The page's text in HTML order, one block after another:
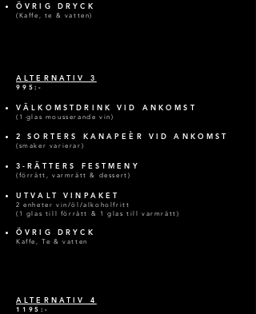
ÖVRIG DRYCK
(Kaffe, te & vatten)
ALTERNATIV 3
995:-
VÄLKOMSTDRINK VID ANKOMST
(1 glas mousserande vin)
2 SORTERS KANAPEÈR VID ANKOMST
(smaker varierar)
3-RÄTTERS FESTMENY
(förrätt, varmrätt & dessert)
UTVALT VINPAKET
2 enheter vin/öl/alkoholfritt
(1 glas till förrätt & 1 glas till varmrätt)
ÖVRIG DRYCK
Kaffe, Te & vatten
ALTERNATIV 4
1195:-